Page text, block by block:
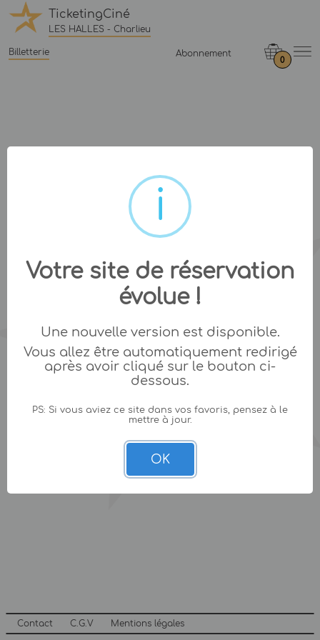
TicketingCiné
LES HALLES - Charlieu
Billetterie Abonnement
0
Contact C.G.V Mentions légales
Votre site de réservation
évolue !
Une nouvelle version est disponible.
Vous allez être automatiquement redirigé
après avoir cliqué sur le bouton ci-
dessous.
PS: Si vous aviez ce site dans vos favoris, pensez à le
mettre à jour.
OK